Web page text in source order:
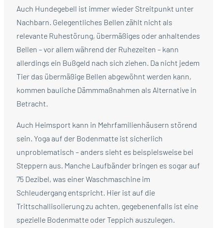
Auch Hundegebell ist immer wieder Streitpunkt unter
Nachbarn. Gelegentliches Bellen zählt nicht als
relevante Ruhestörung, übermäßiges oder anhaltendes
Bellen – vor allem während der Ruhezeiten – kann
allerdings ein Bußgeld nach sich ziehen. Da nicht jedem
Tier das übermäßige Bellen abgewöhnt werden kann,
kommen bauliche Dämmmaßnahmen als Alternative in
Betracht.
Auch Heimsport kann in Mehrfamilienhäusern störend
sein. Yoga auf der Bodenmatte ist sicherlich
unproblematisch – anders sieht es beispielsweise bei
Steppern aus. Manche Laufbänder bringen es sogar auf
75 Dezibel, was einer Waschmaschine im
Schleudergang entspricht. Hier ist auf die
Trittschallisolierung zu achten, gegebenenfalls ist eine
spezielle Bodenmatte oder Teppich auszulegen.